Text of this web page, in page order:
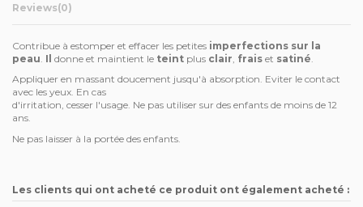
Reviews(0)
Contribue à estomper et effacer les petites imperfections sur la
peau Il donne et maintient le teint plus clair frais et satiné
Appliquer en massant doucement jusqu'à absorption. Eviter le contact
avec les yeux. En cas
d'irritation, cesser l'usage. Ne pas utiliser sur des enfants de moins de 12
ans.
Ne pas laisser à la portée des enfants.
Les clients qui ont acheté ce produit ont également acheté :